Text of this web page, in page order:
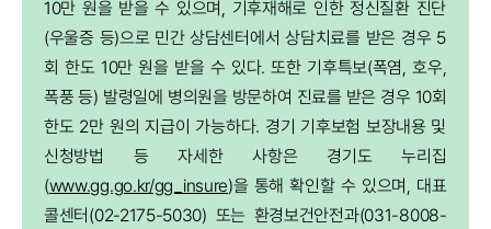
10만 원을 받을 수 있으며, 기후재해로 인한 정신질환 진단
(우울증 등)으로 민간 상담센터에서 상담치료를 받은 경우 5
회 한도 10만 원을 받을 수 있다. 또한 기후특보(폭염, 호우,
폭풍 등) 발령일에 병의원을 방문하여 진료를 받은 경우 10회
한도 2만 원의 지급이 가능하다. 경기 기후보험 보장내용 및
신청방법 등 자세한 사항은 경기도 누리집
(www.gg.go.kr/gg_insure)을 통해 확인할 수 있으며, 대표
콜센터(02-2175-5030) 또는 환경보건안전과(031-8008-